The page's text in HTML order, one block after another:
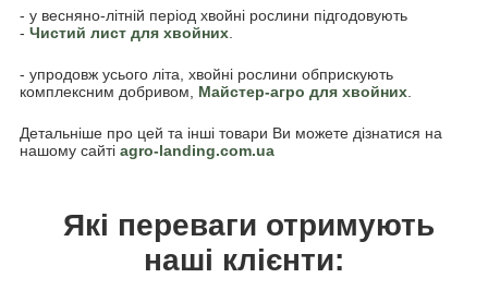
- у весняно-літній період хвойні рослини підгодовують
- Чистий лист для хвойних
- упродовж усього літа, хвойні рослини обприскують
комплексним добривом, Майстер-агро для хвойних
Детальніше про цей та інші товари Ви можете дізнатися на
нашому сайті agro-landing.com.ua
Які переваги отримують
наші клієнти: